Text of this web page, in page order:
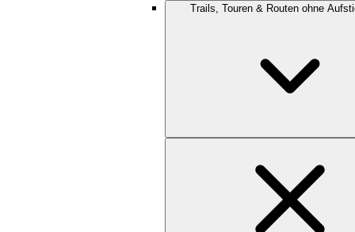
Trails, Touren & Routen ohne